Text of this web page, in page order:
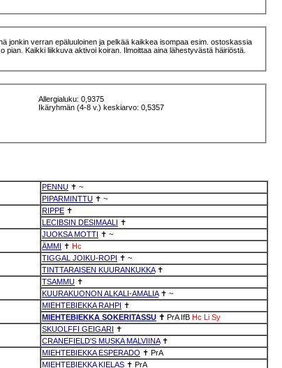
jonkin verran epäluuloinen ja pelkää kaikkea isompaa esim. ostoskassia
Kaikki liikkuva aktivoi koiran. Ilmoittaa aina lähestyvästä häiriöstä.
Allergialuku: 0,9375
Ikäryhmän (4-8 v.) keskiarvo: 0,5357
PENNU ✝ ~
PIPARMINTTU ✝ ~
RIPPE ✝
LECIBSIN DESIMAALI ✝
JUOKSA MOTTI ✝ ~
ÄMMI ✝ Hc
TIGGAL JOIKU-ROPI ✝ ~
TINTTARAISEN KUURANKUKKA✝
TSAMMU ✝
KUURAKUONON ALKALI-AMALIA✝ ~
MIEHTEBIEKKA RAHPI ✝
MIEHTEBIEKKA SOKERITASSU ✝ PrA IfB Hc Li Sy
SKUOLFFI GEIGARI ✝
CRANEFIELD'S MUSKA MALVIINA✝
MIEHTEBIEKKA ESPERADO ✝ PrA
MIEHTEBIEKKA KIELAS ✝ PrA